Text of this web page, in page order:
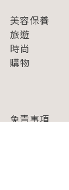
美容保養
旅遊
時尚
購物
免責事項